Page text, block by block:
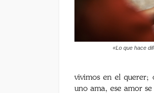
«Lo que hace
vivimos en el querer;
uno ama, ese amor